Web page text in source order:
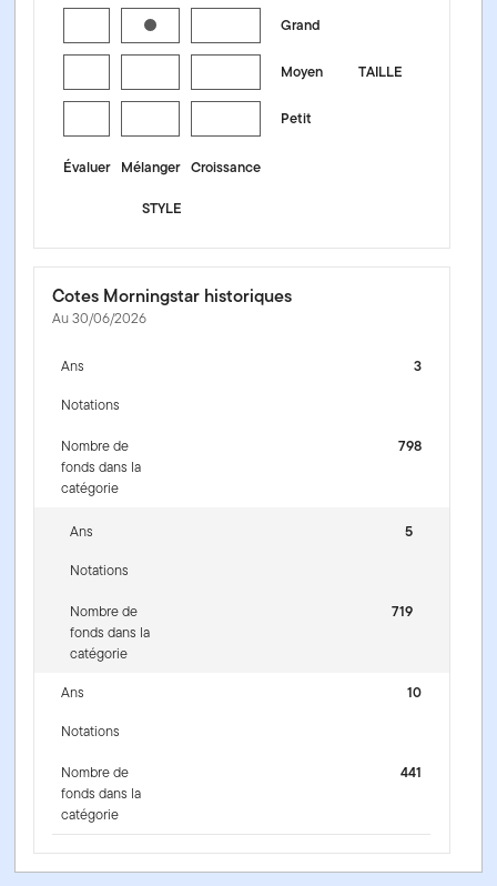
Grand
TAILLE
Moyen
Petit
Évaluer Mélanger Croissance
STYLE
Cotes Morningstar historiques
Au 30/06/2026
Ans
3
Notations
Nombre de
fonds dans la
catégorie
798
Ans
5
Notations
Nombre de
fonds dans la
catégorie
719
Ans
10
Notations
Nombre de
fonds dans la
catégorie
441
Portefeuille de revenu diversifié Franklin Quotentiel -
Series A - USD